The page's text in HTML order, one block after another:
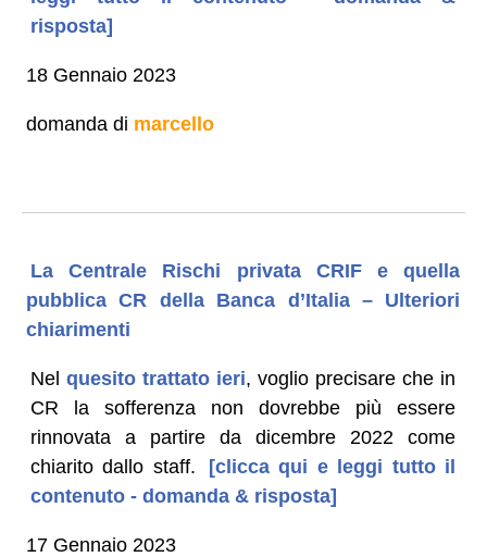
risposta]
18 Gennaio 2023
domanda di marcello
La Centrale Rischi privata CRIF e quella
pubblica CR della Banca d’Italia – Ulteriori
chiarimenti
Nel quesito trattato ieri, voglio precisare che in
CR la sofferenza non dovrebbe più essere
rinnovata a partire da dicembre 2022 come
chiarito dallo staff.
[clicca qui e leggi tutto il
contenuto - domanda & risposta]
17 Gennaio 2023